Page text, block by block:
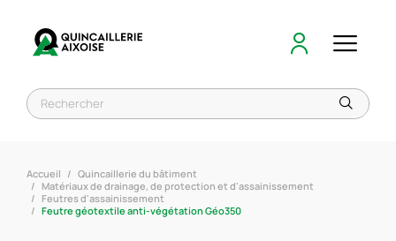
Accueil
Quincaillerie du bâtiment
Matériaux de drainage, de protection et d'assainissement
Feutres d'assainissement
Feutre géotextile anti-végétation Géo350